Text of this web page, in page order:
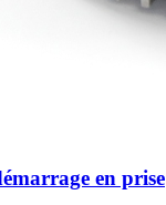
en prise